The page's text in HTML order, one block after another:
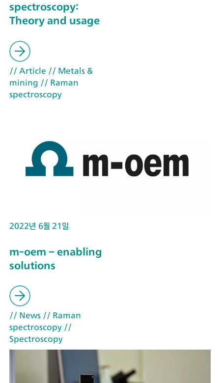
spectroscopy:
Theory and usage
// Article // Metals &
mining // Raman
spectroscopy
2022년 6월 21일
m-oem – enabling
solutions
// News // Raman
spectroscopy //
Spectroscopy